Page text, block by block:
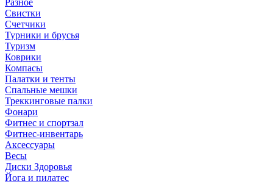
Разное
Свистки
Счетчики
Турники и брусья
Туризм
Коврики
Компасы
Палатки и тенты
Спальные мешки
Треккинговые палки
Фонари
Фитнес и спортзал
Фитнес-инвентарь
Аксессуары
Весы
Диски Здоровья
Йога и пилатес